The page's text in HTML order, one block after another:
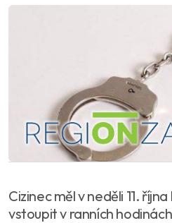
Cizinec měl v neděli 11.
vstoupit v ranních